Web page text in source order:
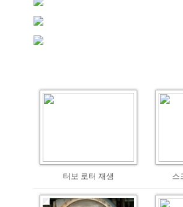
터보 로터 재생 스